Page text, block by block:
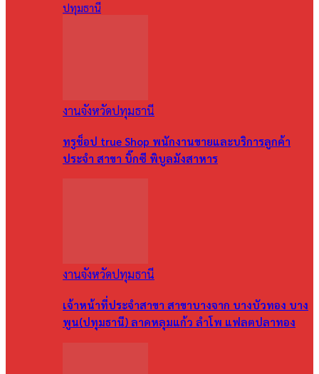
ปทุมธานี
งานจังหวัดปทุมธานี
ทรูช็อป true Shop พนักงานขายและบริการลูกค้า
ประจำ สาขา บิ๊กซี พิบูลมังสาหาร
งานจังหวัดปทุมธานี
เจ้าหน้าที่ประจำสาขา สาขาบางจาก บางบัวทอง บาง
พูน(ปทุมธานี) ลาดหลุมแก้ว ลำโพ แฟลตปลาทอง